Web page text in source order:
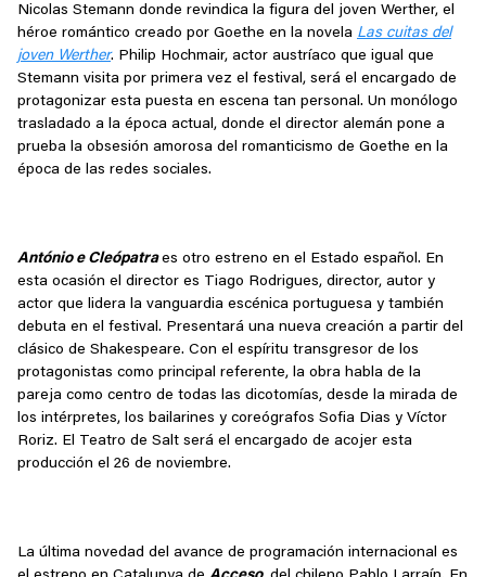
Nicolas Stemann donde revindica la figura del joven Werther, el
héroe romántico creado por Goethe en la novela Las cuitas del
joven Werther. Philip Hochmair, actor austríaco que igual que
Stemann visita por primera vez el festival, será el encargado de
protagonizar esta puesta en escena tan personal. Un monólogo
trasladado a la época actual, donde el director alemán pone a
prueba la obsesión amorosa del romanticismo de Goethe en la
época de las redes sociales.
António e Cleópatra es otro estreno en el Estado español. En
esta ocasión el director es Tiago Rodrigues, director, autor y
actor que lidera la vanguardia escénica portuguesa y también
debuta en el festival. Presentará una nueva creación a partir del
clásico de Shakespeare. Con el espíritu transgresor de los
protagonistas como principal referente, la obra habla de la
pareja como centro de todas las dicotomías, desde la mirada de
los intérpretes, los bailarines y coreógrafos Sofia Dias y Víctor
Roriz. El Teatro de Salt será el encargado de acojer esta
producción el 26 de noviembre.
La última novedad del avance de programación internacional es